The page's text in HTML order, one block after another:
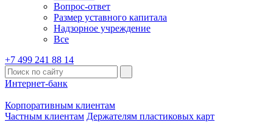
Вопрос-ответ
Размер уставного капитала
Надзорное учреждение
Все
+7 499 241 88 14
Интернет-банк
Корпоративным клиентам
Частным клиентам Держателям пластиковых карт